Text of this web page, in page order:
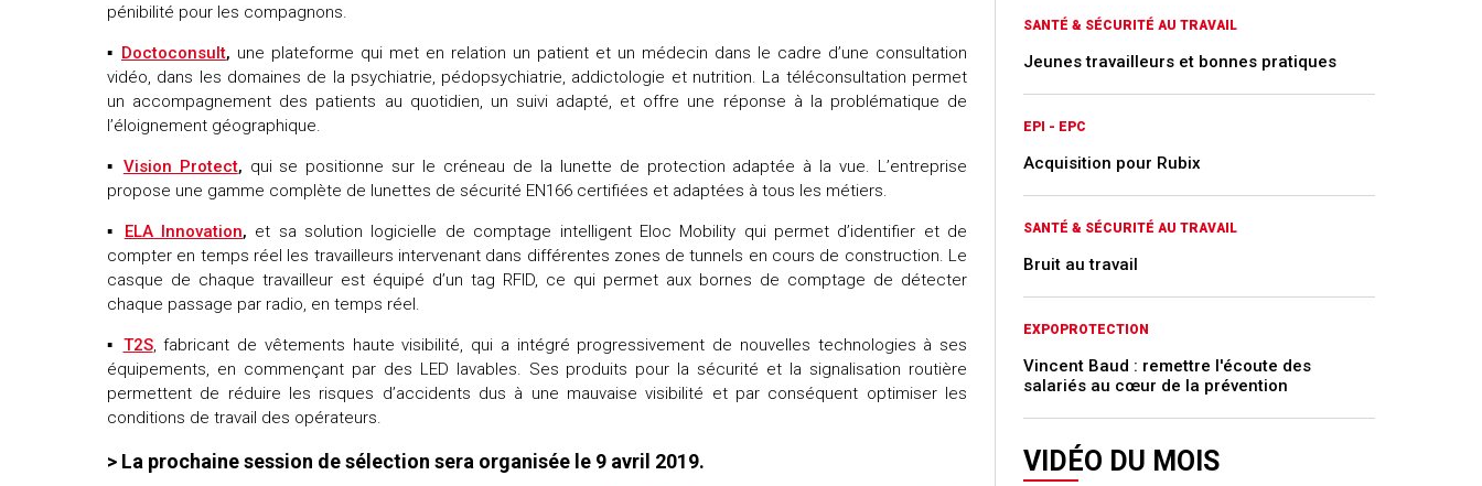
pénibilité pour les compagnons.
▪ Doctoconsult, une plateforme qui met en relation un patient et un médecin dans le cadre d’une consultation
vidéo, dans les domaines de la psychiatrie, pédopsychiatrie, addictologie et nutrition. La téléconsultation permet
un accompagnement des patients au quotidien, un suivi adapté, et offre une réponse à la problématique de
l’éloignement géographique.
▪ Vision Protect, qui se positionne sur le créneau de la lunette de protection adaptée à la vue. L’entreprise
propose une gamme complète de lunettes de sécurité EN166 certifiées et adaptées à tous les métiers.
▪ ELA Innovation, et sa solution logicielle de comptage intelligent Eloc Mobility qui permet d’identifier et de
compter en temps réel les travailleurs intervenant dans différentes zones de tunnels en cours de construction. Le
casque de chaque travailleur est équipé d’un tag RFID, ce qui permet aux bornes de comptage de détecter
chaque passage par radio, en temps réel.
▪ T2S, fabricant de vêtements haute visibilité, qui a intégré progressivement de nouvelles technologies à ses
équipements, en commençant par des LED lavables. Ses produits pour la sécurité et la signalisation routière
permettent de réduire les risques d’accidents dus à une mauvaise visibilité et par conséquent optimiser les
conditions de travail des opérateurs.
> La prochaine session de sélection sera organisée le 9 avril 2019.
SANTÉ & SÉCURITÉ AU TRAVAIL
Jeunes travailleurs et bonnes pratiques
EPI - EPC
Acquisition pour Rubix
SANTÉ & SÉCURITÉ AU TRAVAIL
Bruit au travail
EXPOPROTECTION
Vincent Baud : remettre l'écoute des
salariés au cœur de la prévention
VIDÉO DU MOIS